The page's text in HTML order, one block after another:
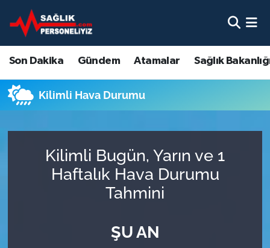
Son Dakika Gündem Atamalar Sağlık
Kilimli Hava Durumu
Kilimli Bugün, Yarın ve 1
Haftalık Hava Durumu
Tahmini
ŞU AN
Son Dakika
Gündem
Atamalar
Mevzuat
Sağlık Personeli Alımı
Nöbetçi Eczaneler
Hava Durumu
Namaz Vakitleri
Süper Lig Puan Durumu ve Fikstür
Son Dakika Haberleri